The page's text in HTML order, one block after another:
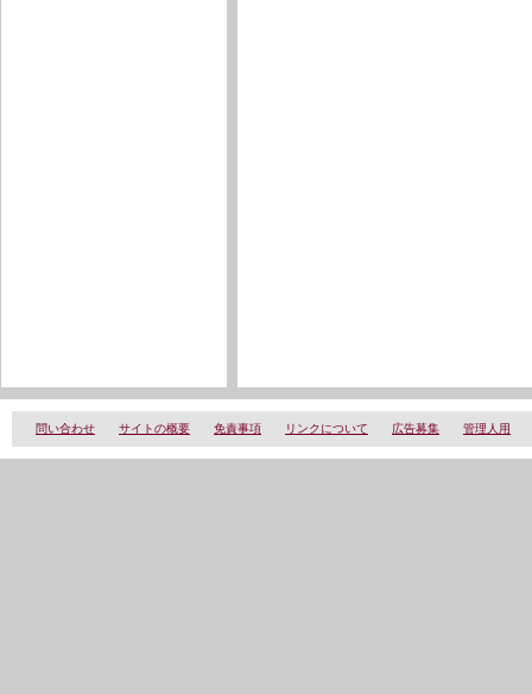
問い合わせ サイトの概要 免責事項 リンクについて 広告募集 管理人用